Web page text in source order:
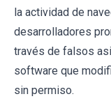
la actividad de
desarrolladores
través de falsos
software que
sin permiso.